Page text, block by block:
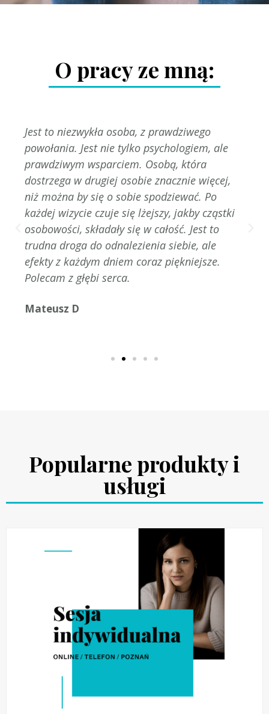
O pracy ze mną:
Jest to niezwykła osoba, z prawdziwego
powołania. Jest nie tylko psychologiem, ale
prawdziwym wsparciem. Osobą, która
dostrzega w drugiej osobie znacznie więcej,
niż można by się o sobie spodziewać. Po
każdej wizycie czuje się lżejszy, jakby cząstki
osobowości, składały się w całość. Jest to
trudna droga do odnalezienia siebie, ale
efekty z każdym dniem coraz piękniejsze.
Polecam z głębi serca.
Mateusz D
Popularne produkty i
usługi